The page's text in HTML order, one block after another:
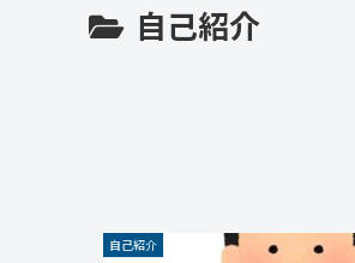
自己紹介
自己紹介